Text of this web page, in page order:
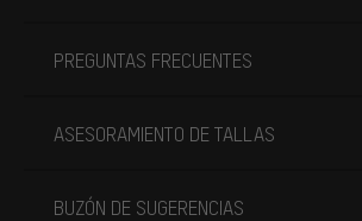
PREGUNTAS FRECUENTES
ASESORAMIENTO DE TALLAS
BUZÓN DE SUGERENCIAS